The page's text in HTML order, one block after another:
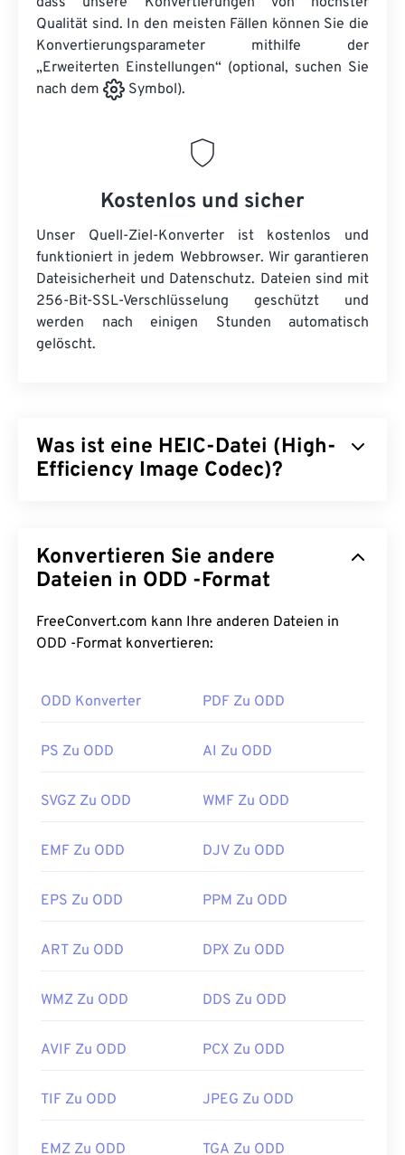
Qualität sind. In den meisten Fällen können Sie die
Konvertierungsparameter mithilfe der
„Erweiterten Einstellungen“ (optional, suchen Sie
nach dem
Symbol).
Kostenlos und sicher
Unser Quell-Ziel-Konverter ist kostenlos und
funktioniert in jedem Webbrowser. Wir garantieren
Dateisicherheit und Datenschutz. Dateien sind mit
256-Bit-SSL-Verschlüsselung geschützt und
werden nach einigen Stunden automatisch
gelöscht.
Was ist eine HEIC-Datei (High-
Efficiency Image Codec)?
Einführung voniOS 11übernommen hat. Der
Hauptvorteil von HEIC besteht darin, dass es
ohne dass die Bildqualität darunter leidet. Sowohl
HEIC als auch HEIF basieren auf
Wie öffnet man eine HEIC-Datei?
HEIC wird standardmäßig unter Apple iOS
PhotosundApple Preview geöffnet. Auch
öffnen Sie HEIC mit
Zoner Photo Studio
HEIC ist XnView MP
, das plattformübergreifend
Entwickelt von:
Moving Picture Experts Group
Konvertieren Sie andere
Dateien in ODD -Format
FreeConvert.com kann Ihre anderen Dateien in
ODD -Format konvertieren:
ODD Konverter PDF Zu ODD
PS Zu ODD AI Zu ODD
SVGZ Zu ODD WMF Zu ODD
EMF Zu ODD DJV Zu ODD
EPS Zu ODD PPM Zu ODD
ART Zu ODD DPX Zu ODD
WMZ Zu ODD DDS Zu ODD
AVIF Zu ODD PCX Zu ODD
TIF Zu ODD JPEG Zu ODD
EMZ Zu ODD TGA Zu ODD